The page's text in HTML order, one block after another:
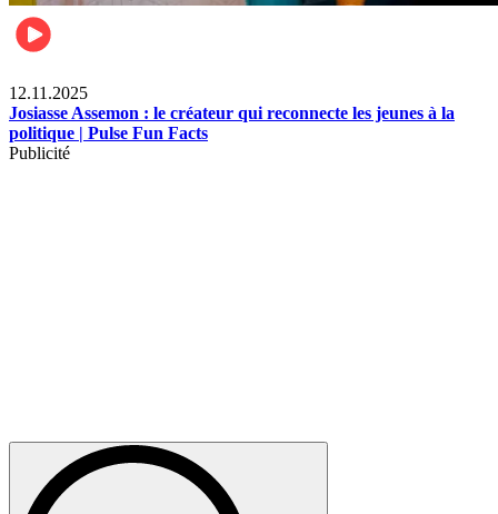
12.11.2025
Josiasse Assemon : le créateur qui reconnecte les jeunes à la
politique | Pulse Fun Facts
Publicité